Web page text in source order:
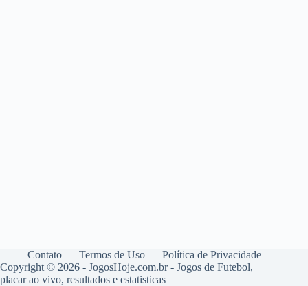
Contato Termos de Uso
Política de Privacidade
Copyright © 2026 - JogosHoje.com.br - Jogos de Futebol,
placar ao vivo, resultados e estatisticas